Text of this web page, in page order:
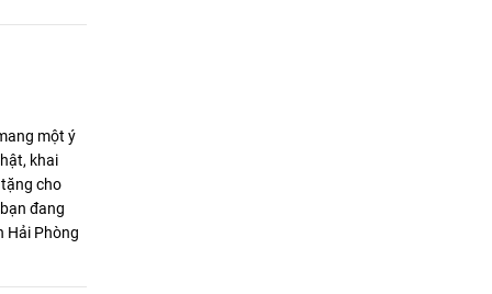
một ý
khai
cho
đang
Hải Phòng